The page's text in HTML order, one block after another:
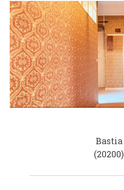
Bastia
(20200)